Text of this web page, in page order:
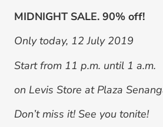
MIDNIGHT SALE. 90% off!
Only today, 12 July 2019
Start from 11 p.m. until 1 a.m.
on Levis Store at Plaza
Don’t miss it! See you tonite!